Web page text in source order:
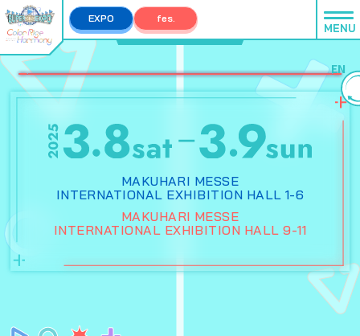
EXPO fes.
MENU
EN
MAKUHARI MESSE
INTERNATIONAL EXHIBITION HALL 1-6
MAKUHARI MESSE
INTERNATIONAL EXHIBITION HALL 9-11